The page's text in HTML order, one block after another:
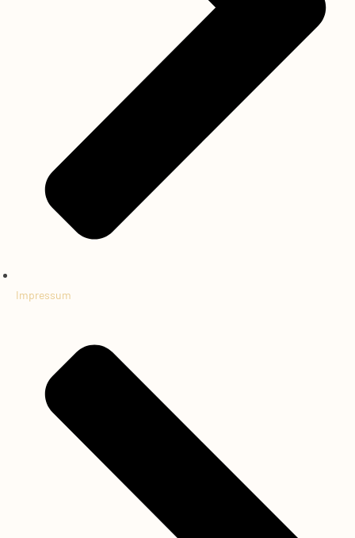
Impressum